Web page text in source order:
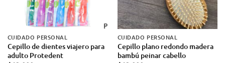
CUIDADO PERSONAL
Cepillo de dientes viajero para
adulto Protedent
CUIDADO PERSONAL
Cepillo plano redondo madera
bambú peinar cabello